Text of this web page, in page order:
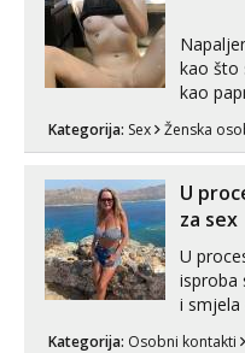
kao što
kao
puta
link
Kategorija: Sex Ženska
U
za sex
U
isproba
i smjela
Kategorija: Osobni kontakti